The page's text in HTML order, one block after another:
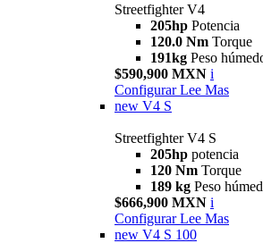
Streetfighter V4
205hp Potencia
120.0 Nm Torque
191kg Peso
$590,900 MXN i
Configurar Lee Mas
new V4 S
Streetfighter V4 S
205hp potencia
120 Nm Torque
189 kg Peso
$666,900 MXN i
Configurar Lee Mas
new V4 S 100